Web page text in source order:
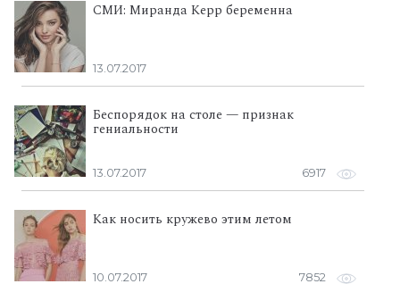
СМИ: Миранда Керр беременна
13.07.2017
Беспорядок на столе — признак
гениальности
13.07.2017 6917
Как носить кружево этим летом
10.07.2017 7852